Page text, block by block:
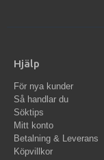
Hjälp
För nya kunder
Så handlar du
Söktips
Mitt konto
Betalning & Leverans
Köpvillkor